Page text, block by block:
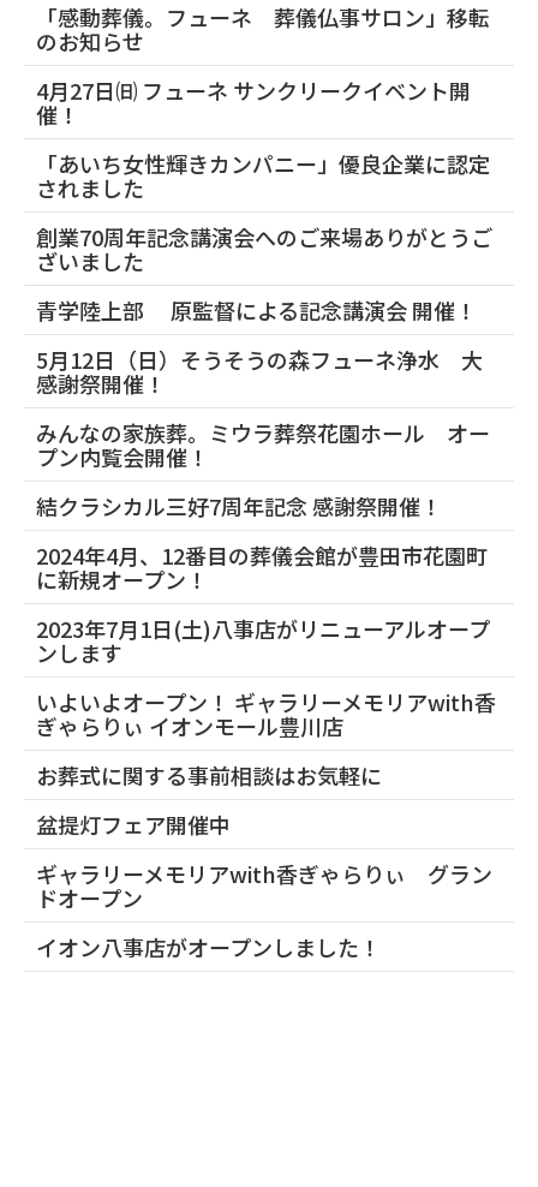
「感動葬儀。フューネ 葬儀仏事サロン」移転
のお知らせ
4月27日㈰ フューネ サンクリークイベント開
催！
「あいち女性輝きカンパニー」優良企業に認定
されました
創業70周年記念講演会へのご来場ありがとうご
ざいました
青学陸上部 原監督による記念講演会 開催！
5月12日（日）そうそうの森フューネ浄水 大
感謝祭開催！
みんなの家族葬。ミウラ葬祭花園ホール オー
プン内覧会開催！
結クラシカル三好7周年記念 感謝祭開催！
2024年4月、12番目の葬儀会館が豊田市花園町
に新規オープン！
2023年7月1日(土)八事店がリニューアルオープ
ンします
いよいよオープン！ ギャラリーメモリアwith香
ぎゃらりぃ イオンモール豊川店
お葬式に関する事前相談はお気軽に
盆提灯フェア開催中
ギャラリーメモリアwith香ぎゃらりぃ グラン
ドオープン
イオン八事店がオープンしました！